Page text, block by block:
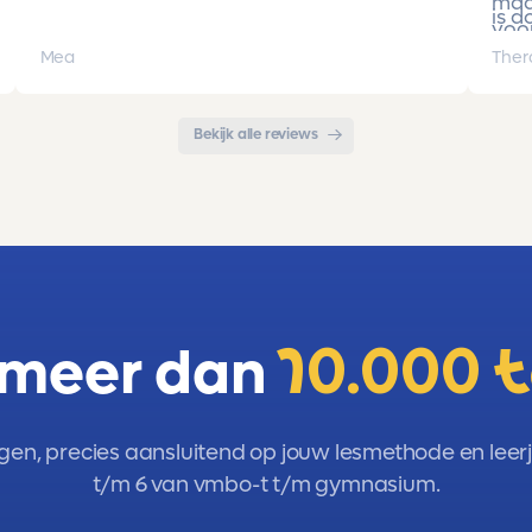
opgebouwd. Goede snelle communicatie
Mea
is
Bekijk alle reviews
dan10.000
precies aansluitend op jouw lesmethode en
t/m 6 van vmbo-t t/m gymnasium.